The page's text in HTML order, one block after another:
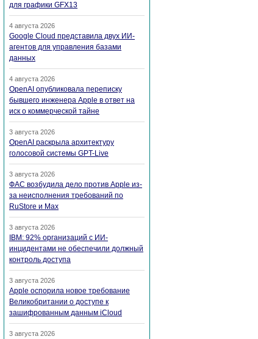
для графики GFX13
4 августа 2026
Google Cloud представила двух ИИ-
агентов для управления базами
данных
4 августа 2026
OpenAI опубликовала переписку
бывшего инженера Apple в ответ на
иск о коммерческой тайне
3 августа 2026
OpenAI раскрыла архитектуру
голосовой системы GPT-Live
3 августа 2026
ФАС возбудила дело против Apple из-
за неисполнения требований по
RuStore и Max
3 августа 2026
IBM: 92% организаций с ИИ-
инцидентами не обеспечили должный
контроль доступа
3 августа 2026
Apple оспорила новое требование
Великобритании о доступе к
зашифрованным данным iCloud
3 августа 2026